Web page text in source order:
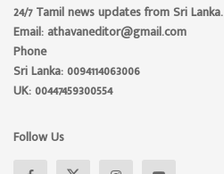
24/7 Tamil news updates from Sri Lanka.
Email: athavaneditor@gmail.com
Phone
Sri Lanka: 0094114063006
UK: 00447459300554
Follow Us